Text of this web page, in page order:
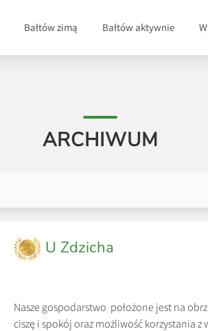
Bałtów zimą Bałtów aktywnie
ARCHIWUM
U Zdzicha
Nasze gospodarstwo położone jest na
ciszę i spokój oraz możliwość korzystania